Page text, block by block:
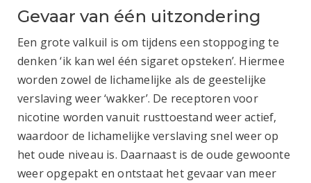
Gevaar van één uitzondering
Een grote valkuil is om tijdens een stoppoging te
denken ‘ik kan wel één sigaret opsteken’. Hiermee
worden zowel de lichamelijke als de geestelijke
verslaving weer ‘wakker’. De receptoren voor
nicotine worden vanuit rusttoestand weer actief,
waardoor de lichamelijke verslaving snel weer op
het oude niveau is. Daarnaast is de oude gewoonte
weer opgepakt en ontstaat het gevaar van meer